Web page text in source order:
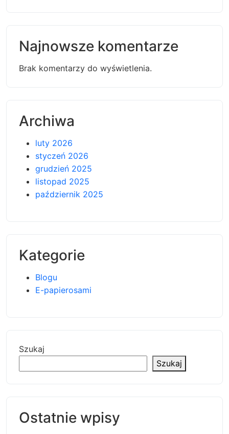
Najnowsze komentarze
Brak komentarzy do wyświetlenia.
Archiwa
luty 2026
styczeń 2026
grudzień 2025
listopad 2025
październik 2025
Kategorie
Blogu
E-papierosami
Szukaj
Szukaj
Ostatnie wpisy